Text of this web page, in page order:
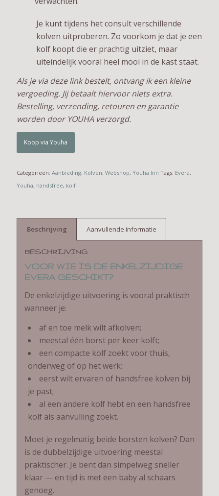
Je kunt tijdens het consult verschillende
kolven uitproberen. Zo voorkom je dat je een
kolf koopt die er prachtig uitziet, maar
uiteindelijk vooral heel mooi in de kast staat.
Als je via deze link bestelt, ontvang ik een kleine
vergoeding. Jij betaalt hiervoor niets extra.
Bestelling, verzending, retouren en garantie
worden door YOUHA verzorgd.
Koop via Youha
Categorieën: Aanbieding, Kolven, Webshop, Youha Inn Tags: Evera,
Youha, handsfree, kolf
Beschrijving Aanvullende informatie
BESCHRIJVING
VOOR WIE IS DE ENKELZIJDIGE
EVERA GESCHIKT?
De enkelzijdige uitvoering is vooral praktisch
wanneer je:
af en toe melk wilt afkolven;
meestal één borst per keer kolft;
een compacte kolf zoekt voor thuis,
onderweg of op het werk;
eerst wilt ervaren of handsfree kolven bij
je past;
al een andere kolf hebt en een handsfree
kolf als aanvulling zoekt.
Moet je regelmatig beide borsten kolven? Dan
is de dubbelzijdige uitvoering meestal
praktischer. Je bent dan simpelweg sneller
klaar — en tijd is met een baby al schaars
genoeg.